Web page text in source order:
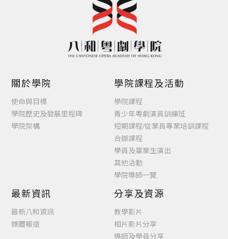
關於學院
使命與目標
學院歷史及發展里程碑
學院架構
學院課程及活動
學院課程
青少年粵劇演員訓練班
短期課程/從業員專業培訓課程
合辦課程
學員及畢業生演出
其他活動
學院導師一覽
最新資訊
最新八和資訊
媒體報道
分享及資源
教學影片
相片影片分享
導師及學員分享